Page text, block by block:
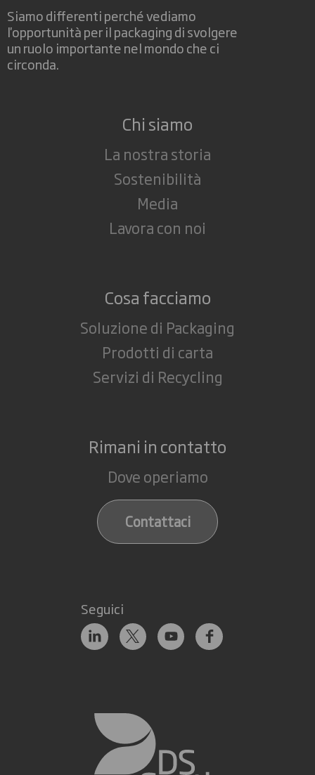
Siamo differenti perché vediamo
l'opportunità per il packaging di svolgere
un ruolo importante nel mondo che ci
circonda.
Chi siamo
La nostra storia
Sostenibilità
Media
Lavora con noi
Cosa facciamo
Soluzione di Packaging
Prodotti di carta
Servizi di Recycling
Rimani in contatto
Dove operiamo
Contattaci
Seguici